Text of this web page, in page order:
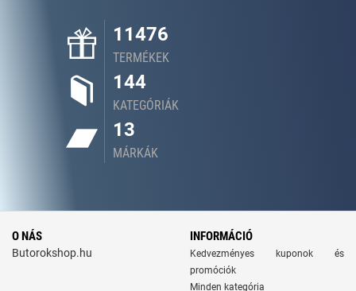
11476
TERMÉKEK
144
KATEGÓRIÁK
13
MÁRKÁK
O NÁS
Butorokshop.hu
INFORMÁCIÓ
Kedvezményes kuponok és
promóciók
Minden kategória